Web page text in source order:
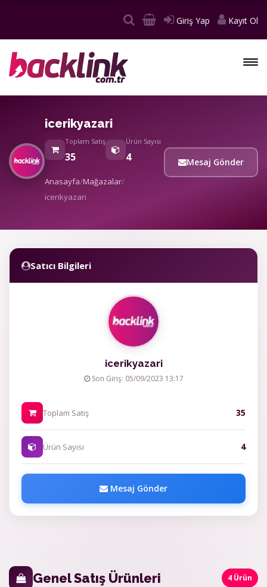
Giriş Yap Kayıt Ol
icerikyazari
Toplam Satış
35
Ürün Sayısı
4
Anasayfa/Mağazalar/
icerikyazari
Mesaj Gönder
Satıcı Bilgileri
icerikyazari
Son Giriş: 05/09/2023 13:17
Toplam Satış 35
Ürün Sayısı 4
Mesaj Gönder
Genel Satış Ürünleri 4 Ürün